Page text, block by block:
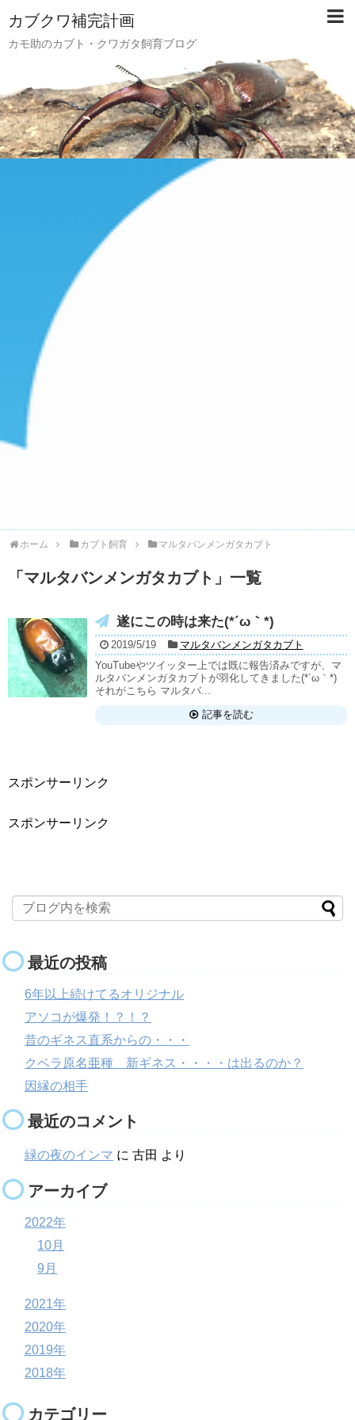
カブクワ補完計画
カモ助のカブト・クワガタ飼育ブログ
ホーム カブト飼育 マルタバンメンガタカブト
「 マルタバンメンガタカブト 」 一覧
遂にこの時は来た(*´ω｀*)
2019/5/19
マルタバンメンガタカブト
YouTubeやツイッター上では既に報告済みですが、マ
ルタバンメンガタカブトが羽化してきました(*´ω｀*)
それがこちら マルタバ...
記事を読む
スポンサーリンク
スポンサーリンク
最近の投稿
6年以上続けてるオリジナル
アソコが爆発！？！？
昔のギネス直系からの・・・
クベラ原名亜種 新ギネス・・・・は出るのか？
因縁の相手
最近のコメント
緑の夜のインマ に 古田 より
アーカイブ
2022年
10月
9月
2021年
2020年
2019年
2018年
カテゴリー